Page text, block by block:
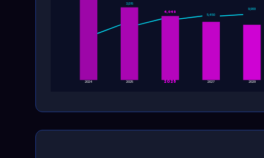
2024 2025 2026 2027 2029
3,016
4,049
5,450
9,900